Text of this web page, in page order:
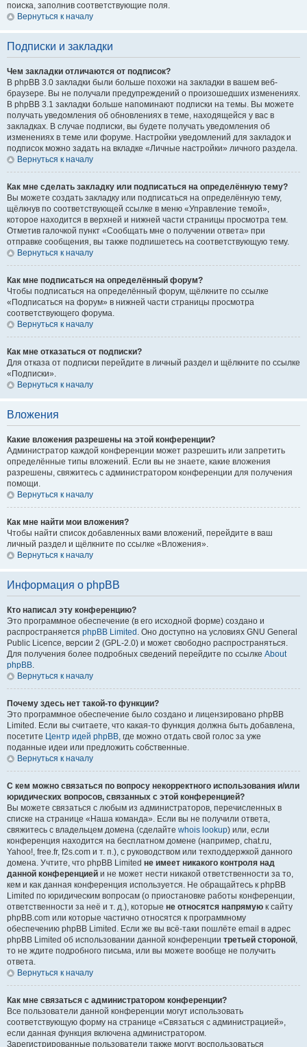
поиска, заполнив соответствующие поля.
Вернуться к началу
Подписки и закладки
Чем закладки отличаются от подписок?
В phpBB 3.0 закладки были больше похожи на закладки в вашем веб-
браузере. Вы не получали предупреждений о произошедших изменениях.
В phpBB 3.1 закладки больше напоминают подписки на темы. Вы можете
получать уведомления об обновлениях в теме, находящейся у вас в
закладках. В случае подписки, вы будете получать уведомления об
изменениях в теме или форуме. Настройки уведомлений для закладок и
подписок можно задать на вкладке «Личные настройки» личного раздела.
Вернуться к началу
Как мне сделать закладку или подписаться на определённую тему?
Вы можете создать закладку или подписаться на определённую тему,
щёлкнув по соответствующей ссылке в меню «Управление темой»,
которое находится в верхней и нижней части страницы просмотра тем.
Отметив галочкой пункт «Сообщать мне о получении ответа» при
отправке сообщения, вы также подпишетесь на соответствующую тему.
Вернуться к началу
Как мне подписаться на определённый форум?
Чтобы подписаться на определённый форум, щёлкните по ссылке
«Подписаться на форум» в нижней части страницы просмотра
соответствующего форума.
Вернуться к началу
Как мне отказаться от подписки?
Для отказа от подписки перейдите в личный раздел и щёлкните по ссылке
«Подписки».
Вернуться к началу
Вложения
Какие вложения разрешены на этой конференции?
Администратор каждой конференции может разрешить или запретить
определённые типы вложений. Если вы не знаете, какие вложения
разрешены, свяжитесь с администратором конференции для получения
помощи.
Вернуться к началу
Как мне найти мои вложения?
Чтобы найти список добавленных вами вложений, перейдите в ваш
личный раздел и щёлкните по ссылке «Вложения».
Вернуться к началу
Информация о phpBB
Кто написал эту конференцию?
Это программное обеспечение (в его исходной форме) создано и
распространяется phpBB Limited . Оно доступно на условиях GNU General
Public Licence, версии 2 (GPL-2.0) и может свободно распространяться.
Для получения более подробных сведений перейдите по ссылке About
phpBB.
Вернуться к началу
Почему здесь нет такой-то функции?
Это программное обеспечение было создано и лицензировано phpBB
Limited. Если вы считаете, что какая-то функция должна быть добавлена,
посетите Центр идей phpBB, где можно отдать свой голос за уже
поданные идеи или предложить собственные.
Вернуться к началу
С кем можно связаться по вопросу некорректного использования и/или
юридических вопросов, связанных с этой конференцией?
Вы можете связаться с любым из администраторов, перечисленных в
списке на странице «Наша команда». Если вы не получили ответа,
свяжитесь с владельцем домена (сделайте whois lookup) или, если
конференция находится на бесплатном домене (например, chat.ru,
Yahoo!, free.fr, f2s.com и т. п.), с руководством или техподдержкой данного
домена. Учтите, что phpBB Limited не имеет никакого контроля над
данной конференцией и не может нести никакой ответственности за то,
кем и как данная конференция используется. Не обращайтесь к phpBB
Limited по юридическим вопросам (о приостановке работы конференции,
ответственности за неё и т. д.), которые не относятся напрямую к сайту
phpBB.com или которые частично относятся к программному
обеспечению phpBB Limited. Если же вы всё-таки пошлёте email в адрес
phpBB Limited об использовании данной конференции третьей стороной,
то не ждите подробного письма, или вы можете вообще не получить
ответа.
Вернуться к началу
Как мне связаться с администратором конференции?
Все пользователи данной конференции могут использовать
соответствующую форму на странице «Связаться с администрацией»,
если данная функция включена администратором.
Зарегистрированные пользователи также могут воспользоваться